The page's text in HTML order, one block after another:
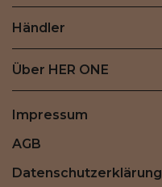
Händler
Über HER ONE
Impressum
AGB
Datenschutzerklärung